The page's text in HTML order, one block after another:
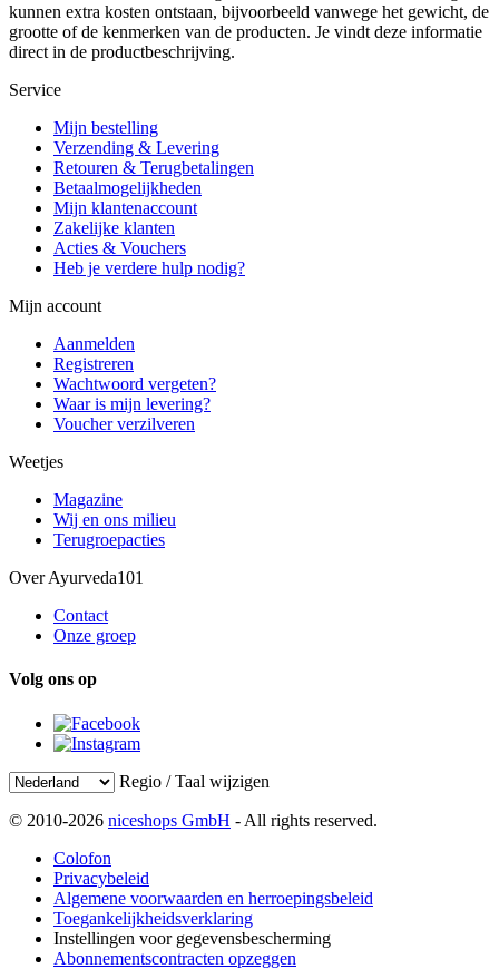
kunnen extra kosten ontstaan, bijvoorbeeld vanwege het gewicht, de
grootte of de kenmerken van de producten. Je vindt deze informatie
direct in de productbeschrijving.
Service
Mijn bestelling
Verzending & Levering
Retouren & Terugbetalingen
Betaalmogelijkheden
Mijn klantenaccount
Zakelijke klanten
Acties & Vouchers
Heb je verdere hulp nodig?
Mijn account
Aanmelden
Registreren
Wachtwoord vergeten?
Waar is mijn levering?
Voucher verzilveren
Weetjes
Magazine
Wij en ons milieu
Terugroepacties
Over Ayurveda101
Contact
Onze groep
Volg ons op
Regio / Taal wijzigen
© 2010-2026 niceshops GmbH - All rights reserved.
Colofon
Privacybeleid
Algemene voorwaarden en herroepingsbeleid
Toegankelijkheidsverklaring
Instellingen voor gegevensbescherming
Abonnementscontracten opzeggen